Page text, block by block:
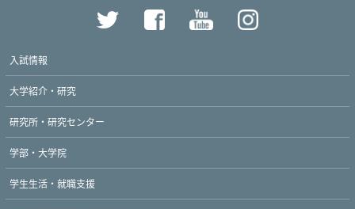
入試情報
大学紹介・研究
研究所・研究センター
学部・大学院
学生生活・就職支援